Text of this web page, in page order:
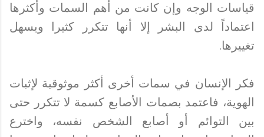
قياسات الوجه وإن كانت من أهم السمات وأكثرها
اعتماداً لدى البشر إلا أنها تتكرر كثيرا ويسهل
تغييرها.
فكر الإنسان في سمات أخرى أكثر موثوقية لإثبات
الهوية، فاعتمد بصمات الأصابع كسمة لا تتكرر حتى
بين التوائم أو أصابع الشخص نفسه، واخترع